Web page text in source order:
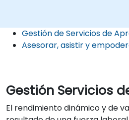
Gestión de Servicios de
Asesorar, asistir y
Gestión Servicios
El rendimiento dinámico y de